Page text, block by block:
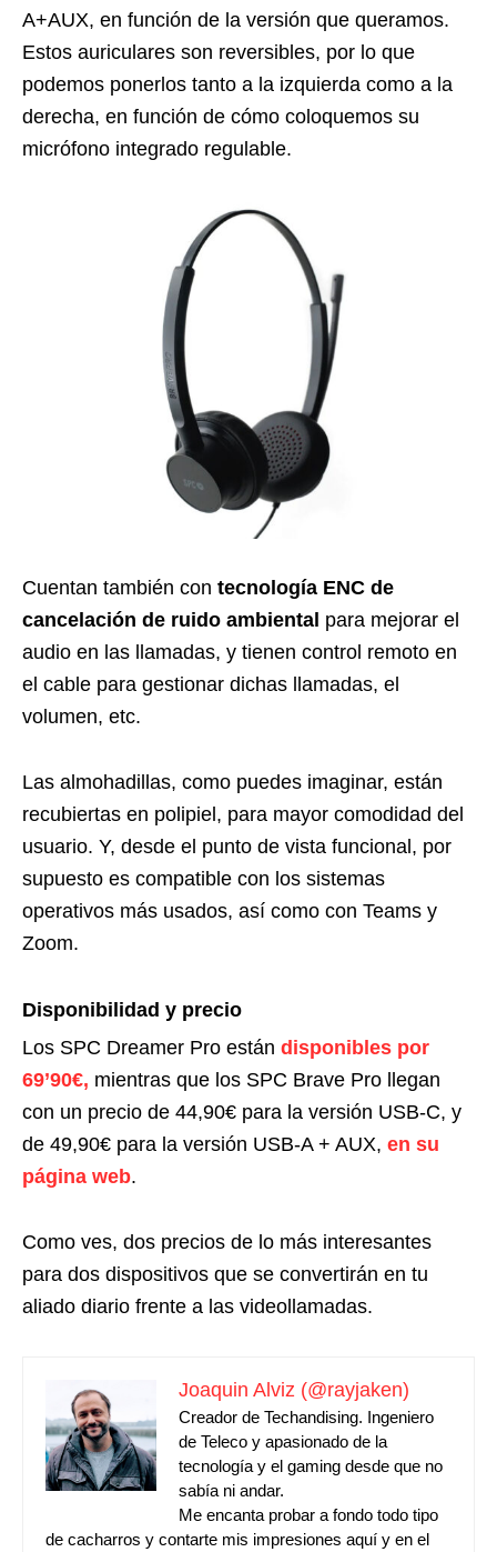
A+AUX, en función de la versión que queramos.
Estos auriculares son reversibles, por lo que
podemos ponerlos tanto a la izquierda como a la
derecha, en función de cómo coloquemos su
micrófono integrado regulable.
Cuentan también con tecnología ENC de
cancelación de ruido ambiental para mejorar el
audio en las llamadas, y tienen control remoto en
el cable para gestionar dichas llamadas, el
volumen, etc.
Las almohadillas, como puedes imaginar, están
recubiertas en polipiel, para mayor comodidad del
usuario. Y, desde el punto de vista funcional, por
supuesto es compatible con los sistemas
operativos más usados, así como con Teams y
Zoom.
Disponibilidad y precio
Los SPC Dreamer Pro están disponibles por
69’90€, mientras que los SPC Brave Pro llegan
con un precio de 44,90€ para la versión USB-C, y
de 49,90€ para la versión USB-A + AUX, en su
página web.
Como ves, dos precios de lo más interesantes
para dos dispositivos que se convertirán en tu
aliado diario frente a las videollamadas.
Joaquin Alviz (@rayjaken)
Creador de Techandising. Ingeniero
de Teleco y apasionado de la
tecnología y el gaming desde que no
sabía ni andar.
Me encanta probar a fondo todo tipo
de cacharros y contarte mis impresiones aquí y en el